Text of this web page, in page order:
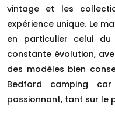
vintage et les
expérience unique. Le
en particulier celui
constante évolution,
des modèles bien
Bedford camping
passionnant, tant sur le